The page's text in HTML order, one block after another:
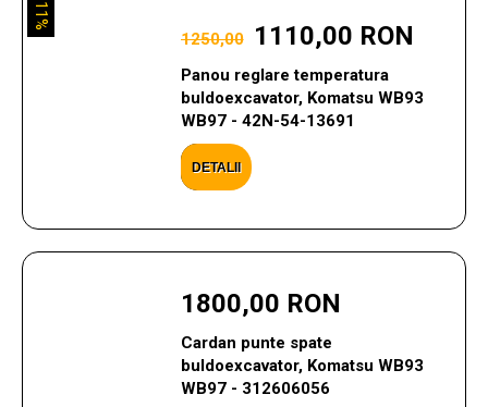
1250,00 1110,00 RON
Panou reglare temperatura
buldoexcavator, Komatsu WB93
WB97 - 42N-54-13691
DETALII
11%
1800,00 RON
Cardan punte spate
buldoexcavator, Komatsu WB93
WB97 - 312606056